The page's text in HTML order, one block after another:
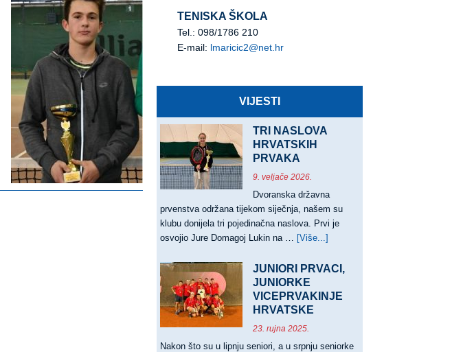
TENISKA ŠKOLA
Tel.: 098/1786 210
E-mail: lmaricic2@net.hr
VIJESTI
TRI NASLOVA
HRVATSKIH
PRVAKA
9. veljače 2026.
Dvoranska državna
prvenstva održana tijekom siječnja, našem su
klubu donijela tri pojedinačna naslova. Prvi je
osvojio Jure Domagoj Lukin na … [Više...]
NASLOVA
PRVAKA
JUNIORI PRVACI,
JUNIORKE
VICEPRVAKINJE
HRVATSKE
23. rujna 2025.
Nakon što su u lipnju seniori, a u srpnju seniorke